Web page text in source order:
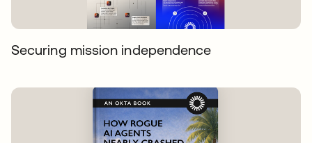
Securing mission independence